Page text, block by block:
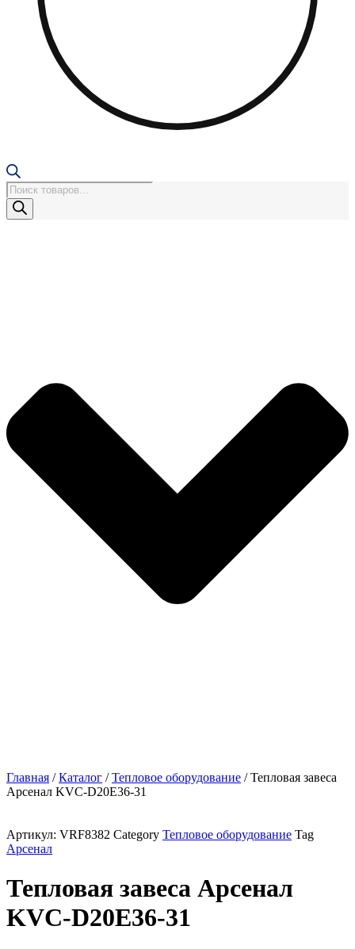
Поиск
товаров
Главная /Каталог /Тепловое оборудование / Тепловая завеса
Арсенал KVC-D20E36-31
Артикул: VRF8382 Category Тепловое оборудование Tag
Арсенал
Тепловая завеса Арсенал
KVC-D20E36-31